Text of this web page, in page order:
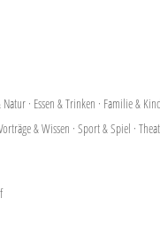
Natur · Essen & Trinken · Familie &
& Wissen · Sport & Spiel ·